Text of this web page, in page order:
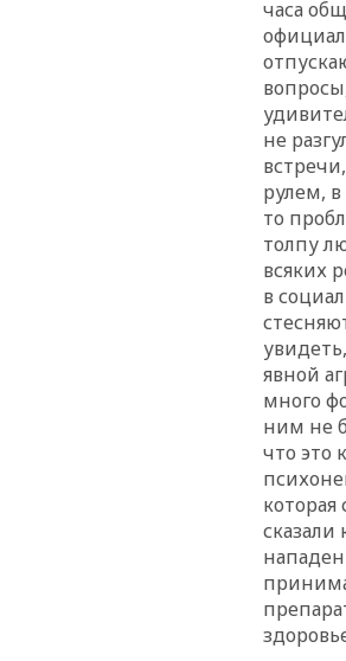
часа
не
рулем,
то
толпу
всяких
в
явной
много
ним не
что это
сказали